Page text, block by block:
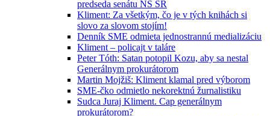
predseda senátu NS SR
Kliment: Za všetkým, čo je v tých knihách si
slovo za slovom stojím!
Denník SME odmieta jednostrannú medializáciu
Kliment – policajt v taláre
Peter Tóth: Satan potopil Kozu, aby sa nestal
Generálnym prokurátorom
Martin Mojžiš: Kliment klamal pred výborom
SME-čko odmietlo nekorektnú žurnalistiku
Sudca Juraj Kliment. Cap generálnym
prokurátorom?